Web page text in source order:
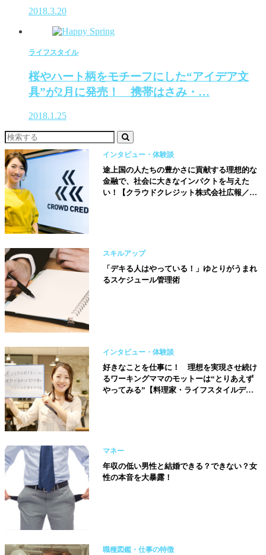
2018.3.20
ライフスタイル
桜やハート柄をモチーフにした“アイデア文
具”が2月に発売！ 携帯はさみ・…
2018.1.25
インタビュー・体験談
途上国の人たちの豊かさに貢献する理想的な
金融で、社会に大きなインパクトを与えた
い！【クラウドクレジット株式会社広報／水
スキルアップ
「デキる人はやっている！」ゆとりがうまれ
るスケジュール管理術
インタビュー・体験談
好きなことを仕事に！ 理想を実現させ続け
るワーキングママのモットーは“とりあえず
やってみる”【料理家・ライフスタイルデザ
マネー
年収の低い男性と結婚できる？できない？女
性の本音を大暴露！
職種図鑑・仕事の特徴